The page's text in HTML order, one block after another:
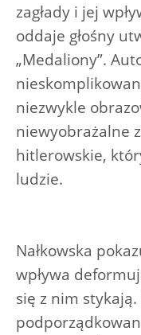
zagłady i jej
oddaje głośny
„Medaliony”.
niezwykle
niewyobrażalne
hitlerowskie,
ludzie.
Nałkowska
wpływa
się z nim